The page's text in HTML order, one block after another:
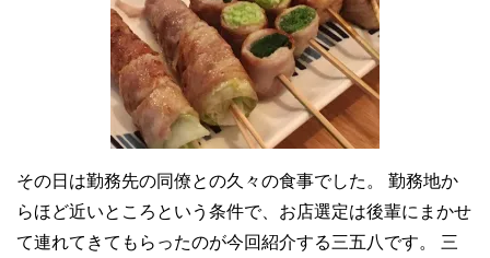
その日は勤務先の同僚との久々の食事でした。 勤務地か
らほど近いところという条件で、お店選定は後輩にまかせ
て連れてきてもらったのが今回紹介する三五八です。 三